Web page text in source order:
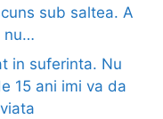
sub saltea. A
nu…
in suferinta. Nu
15 ani imi va da